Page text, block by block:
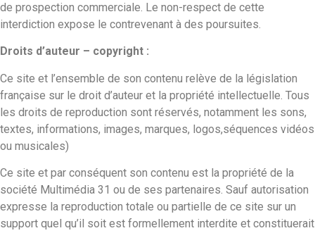
de prospection commerciale. Le non-respect de cette
interdiction expose le contrevenant à des poursuites.
Droits d’auteur – copyright :
Ce site et l’ensemble de son contenu relève de la législation
française sur le droit d’auteur et la propriété intellectuelle. Tous
les droits de reproduction sont réservés, notamment les sons,
textes, informations, images, marques, logos,séquences vidéos
ou musicales)
Ce site et par conséquent son contenu est la propriété de la
société Multimédia 31 ou de ses partenaires. Sauf autorisation
expresse la reproduction totale ou partielle de ce site sur un
support quel qu’il soit est formellement interdite et constituerait